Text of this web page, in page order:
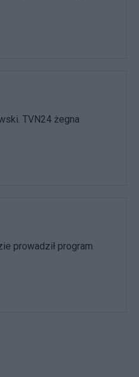
TVN24 żegna
prowadził program